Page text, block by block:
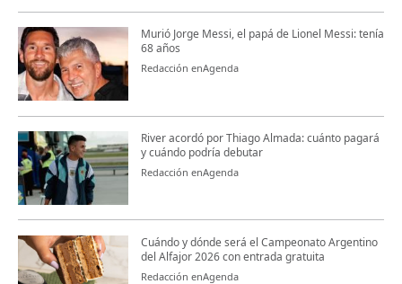
Murió Jorge Messi, el papá de Lionel Messi: tenía
68 años
Redacción enAgenda
River acordó por Thiago Almada: cuánto pagará
y cuándo podría debutar
Redacción enAgenda
Cuándo y dónde será el Campeonato Argentino
del Alfajor 2026 con entrada gratuita
Redacción enAgenda